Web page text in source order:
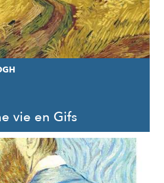
vie en Gifs